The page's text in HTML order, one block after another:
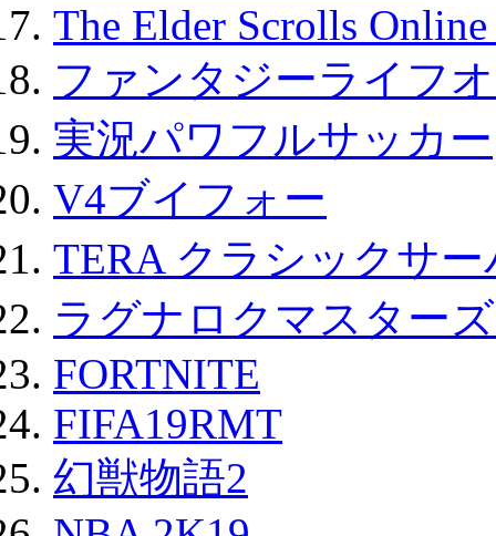
The Elder Scrolls
ファンタジーライフ
実況パワフルサッカー
V4ブイフォー
TERA クラシックサ
ラグナロクマスター
FORTNITE
FIFA19RMT
幻獣物語2